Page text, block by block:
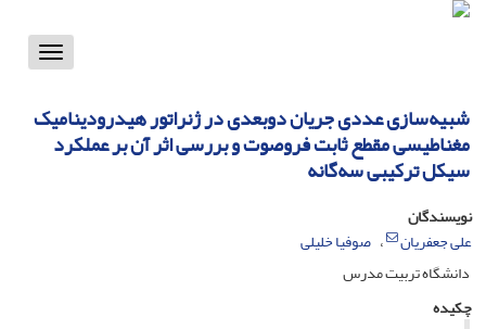
Toggle
شبیه‌سازی عددی جریان دوبعدی در ژنراتور هیدرودینامیک
مغناطیسی مقطع ثابت فروصوت و بررسی اثر آن بر عملکرد
سیکل ترکیبی سه‌گانه
نویسندگان
علی جعفریان
صوفیا خلیلی
دانشگاه تربیت مدرس
چکیده